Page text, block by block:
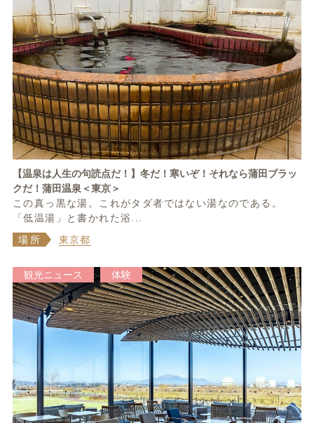
【温泉は人生の句読点だ！】冬だ！寒いぞ！それなら蒲田ブラッ
クだ！蒲田温泉＜東京＞
この真っ黒な湯。これがタダ者ではない湯なのである。
「低温湯」と書かれた浴...
場所
東京都
観光ニュース 体験